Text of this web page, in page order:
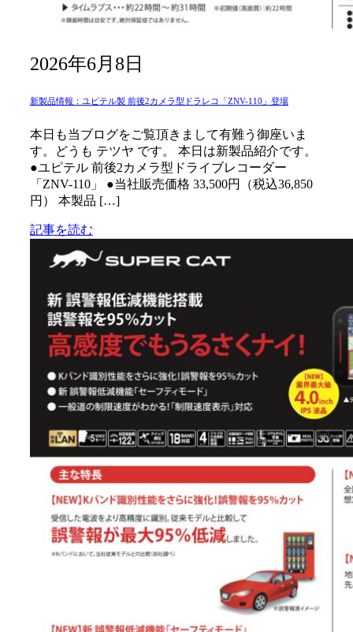
2026年6月8日
新製品情報：ユピテル製 前後2カメラ型ドラレコ「ZNV-110」登場
本日も当ブログをご覧頂きまして有難う御座いま
す。どうも テツヤ です。 本日は新製品紹介です。
●ユピテル 前後2カメラ型ドライブレコーダー
「ZNV-110」 ●当社販売価格 33,500円（税込36,850
円） 本製品 […]
記事を読む